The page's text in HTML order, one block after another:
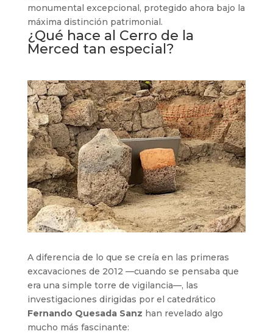
monumental excepcional, protegido ahora bajo la
máxima distinción patrimonial.
¿Qué hace al Cerro de la
Merced tan especial?
A diferencia de lo que se creía en las primeras
excavaciones de 2012 —cuando se pensaba que
era una simple torre de vigilancia—, las
investigaciones dirigidas por el catedrático
Fernando Quesada Sanz han revelado algo
mucho más fascinante: